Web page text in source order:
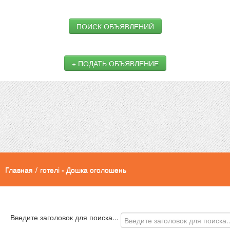
ПОИСК ОБЪЯВЛЕНИЙ
+ ПОДАТЬ ОБЪЯВЛЕНИЕ
Главная / готелі - Дошка оголошень
Введите заголовок для поиска...